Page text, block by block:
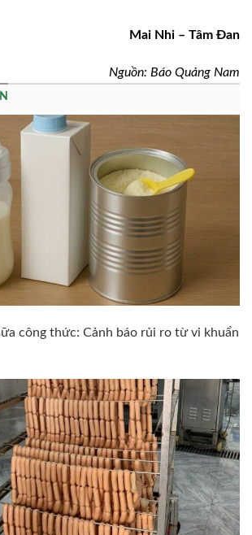
Mai Nhi – Tâm Đan
Nguồn: Báo Quảng Nam
công thức: Cảnh báo rủi ro từ vi khuẩn